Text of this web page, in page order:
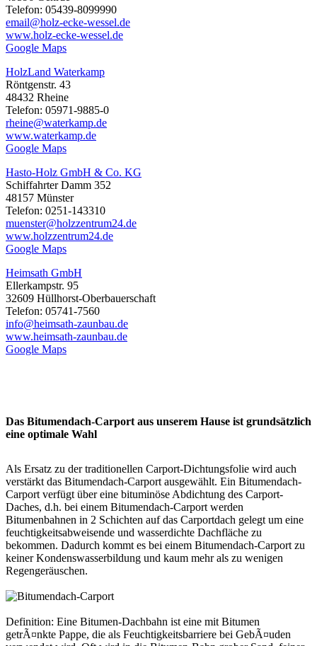
Telefon: 05439-8099990
email@holz-ecke-wessel.de
www.holz-ecke-wessel.de
Google Maps
HolzLand Waterkamp
Röntgenstr. 43
48432 Rheine
Telefon: 05971-9885-0
rheine@waterkamp.de
www.waterkamp.de
Google Maps
Hasto-Holz GmbH & Co. KG
Schiffahrter Damm 352
48157 Münster
Telefon: 0251-143310
muenster@holzzentrum24.de
www.holzzentrum24.de
Google Maps
Heimsath GmbH
Ellerkampstr. 95
32609 Hüllhorst-Oberbauerschaft
Telefon: 05741-7560
info@heimsath-zaunbau.de
www.heimsath-zaunbau.de
Google Maps
Das Bitumendach-Carport aus unserem Hause ist grundsätzlich
eine optimale Wahl
Als Ersatz zu der traditionellen Carport-Dichtungsfolie wird auch
verstärkt das Bitumendach-Carport ausgewählt. Ein Bitumendach-
Carport verfügt über eine bituminöse Abdichtung des Carport-
Daches, d.h. bei einem Bitumendach-Carport werden
Bitumenbahnen in 2 Schichten auf das Carportdach gelegt um eine
feuchtigkeitsabweisende und wasserdichte Dachfläche zu
bekommen. Dadurch kommt es bei einem Bitumendach-Carport zu
keiner Kondenswasserbildung und kaum mehr als zu wenigen
Regengeräuschen.
Definition: Eine Bitumen-Dachbahn ist eine mit Bitumen
getrÃ¤nkte Pappe, die als Feuchtigkeitsbarriere bei GebÃ¤uden